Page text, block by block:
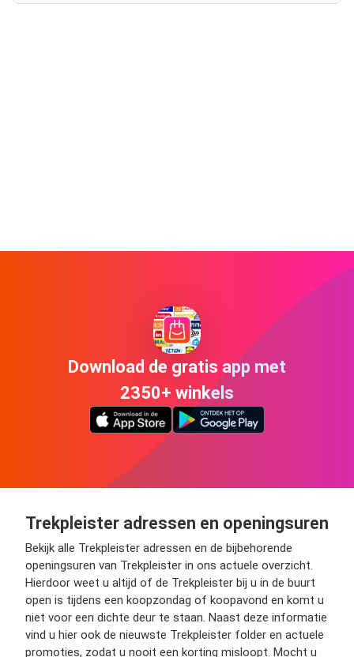
Download de gratis app met
2350+ winkels
Trekpleister adressen en openingsuren
Bekijk alle Trekpleister adressen en de bijbehorende
openingsuren van Trekpleister in ons actuele overzicht.
Hierdoor weet u altijd of de Trekpleister bij u in de buurt
open is tijdens een koopzondag of koopavond en komt u
niet voor een dichte deur te staan. Naast deze informatie
vind u hier ook de nieuwste Trekpleister folder en actuele
promoties, zodat u nooit een korting misloopt. Mocht u